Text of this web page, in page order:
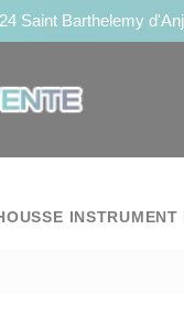
Saint Barthelemy
INSTRUMENT